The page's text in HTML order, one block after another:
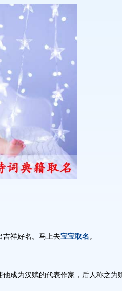
吉祥好名。马上去宝宝取名。
成为汉赋的代表作家，后人称之为